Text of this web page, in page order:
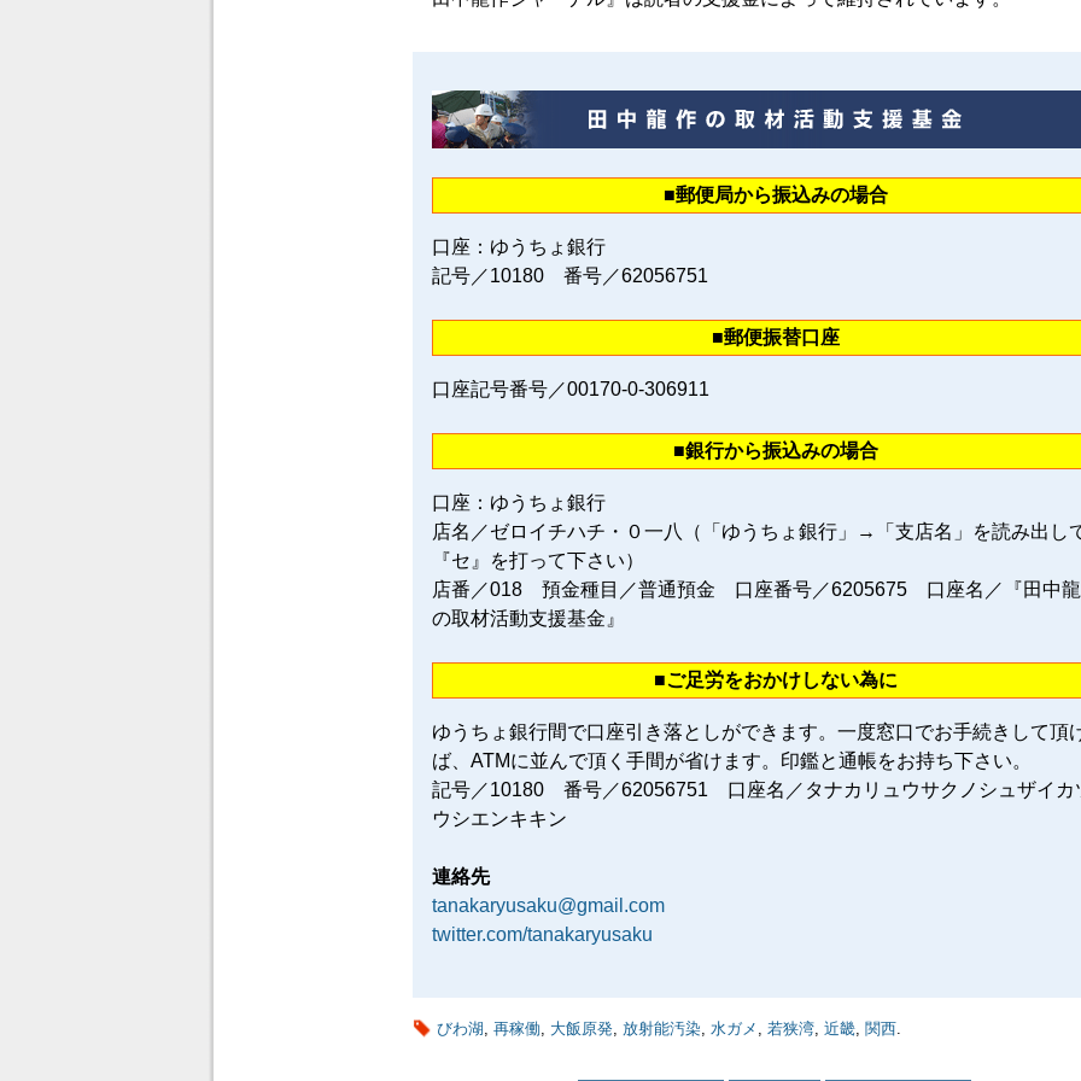
■郵便局から振込みの場合
口座：ゆうちょ銀行
記号／10180 番号／62056751
■郵便振替口座
口座記号番号／00170‐0‐306911
■銀行から振込みの場合
口座：ゆうちょ銀行
店名／ゼロイチハチ・０一八（「ゆうちょ銀行」→「支店名」を読み出し
『セ』を打って下さい）
店番／018 預金種目／普通預金 口座番号／6205675 口座名／『田中
の取材活動支援基金』
■ご足労をおかけしない為に
ゆうちょ銀行間で口座引き落としができます。一度窓口でお手続きして頂
ば、ATMに並んで頂く手間が省けます。印鑑と通帳をお持ち下さい。
記号／10180 番号／62056751 口座名／タナカリュウサクノシュザイカ
ウシエンキキン
連絡先
tanakaryusaku@gmail.com
twitter.com/tanakaryusaku
びわ湖, 再稼働, 大飯原発, 放射能汚染, 水ガメ , 若狭湾, 近畿, 関西.